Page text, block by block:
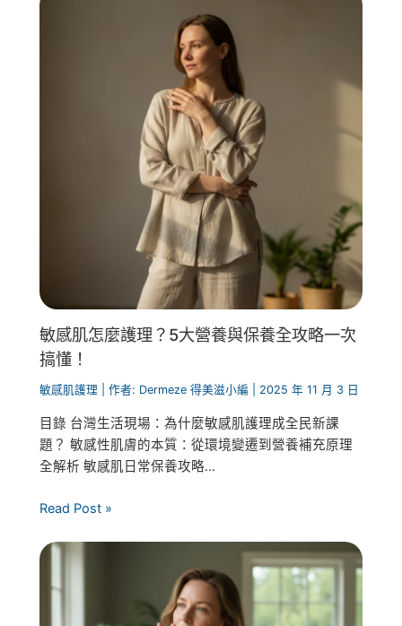
敏感肌怎麼護理？5大營養與保養全攻略一次
搞懂！
敏感肌護理 | 作者: Dermeze 得美滋小編 2025 年 11 月 3 日
目錄 台灣生活現場：為什麼敏感肌護理成全民新課
題？ 敏感性肌膚的本質：從環境變遷到營養補充原理
全解析 敏感肌日常保養攻略...
Read Post »